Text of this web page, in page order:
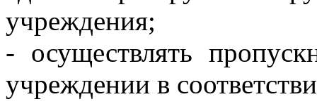
учреждения;
- осуществлять
учреждении в